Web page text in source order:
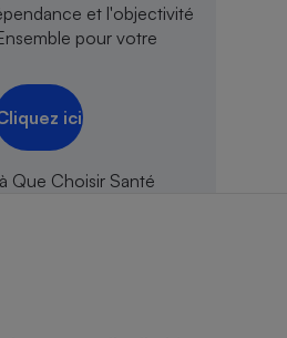
et l'objectivité
pour votre
ici